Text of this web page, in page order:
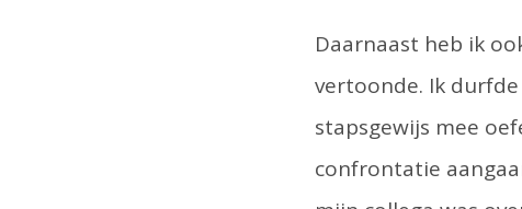
Daarnaast heb ik
vertoonde. Ik
stapsgewijs mee
confrontatie